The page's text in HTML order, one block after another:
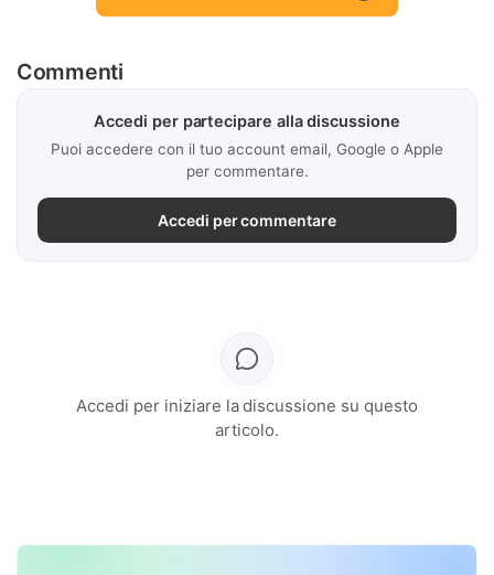
Commenti
Accedi per partecipare alla discussione
Puoi accedere con il tuo account email, Google o Apple
per commentare.
Accedi per commentare
Accedi per iniziare la discussione su questo
articolo.